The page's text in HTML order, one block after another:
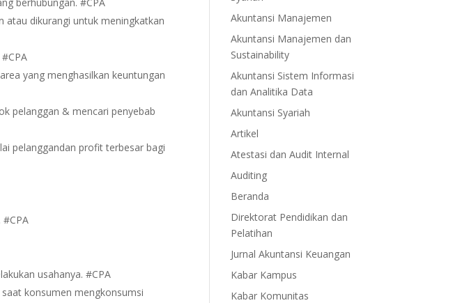
atau dikurangi untuk meningkatkan
yang menghasilkan keuntungan
pelanggan & mencari penyebab
pelanggandan profit terbesar bagi
usahanya. #CPA
konsumen mengkonsumsi
Akuntansi Manajemen
Akuntansi Manajemen dan
Sustainability
Akuntansi Sistem Informasi
dan Analitika Data
Akuntansi Syariah
Artikel
Atestasi dan Audit Internal
Auditing
Beranda
Direktorat Pendidikan dan
Pelatihan
Jurnal Akuntansi Keuangan
Kabar Kampus
Kabar Komunitas